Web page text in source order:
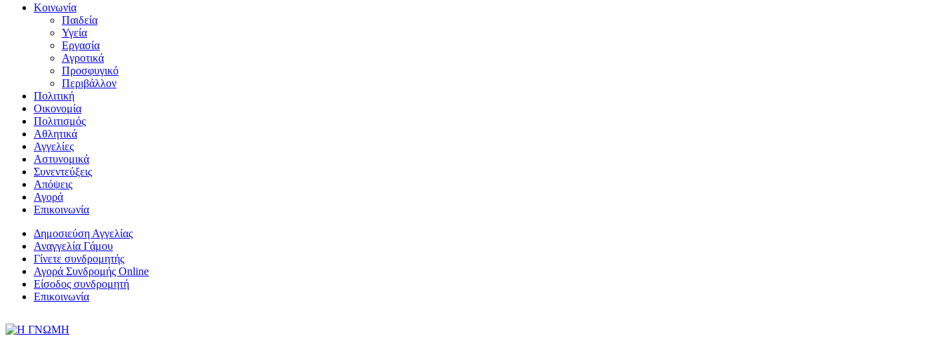
Κοινωνία
Παιδεία
Υγεία
Εργασία
Αγροτικά
Προσφυγικό
Περιβάλλον
Πολιτική
Οικονομία
Πολιτισμός
Αθλητικά
Αγγελίες
Αστυνομικά
Συνεντεύξεις
Απόψεις
Αγορά
Επικοινωνία
Δημοσιεύση Αγγελίας
Αναγγελία Γάμου
Γίνετε συνδρομητής
Αγορά Συνδρομής Online
Είσοδος συνδρομητή
Επικοινωνία